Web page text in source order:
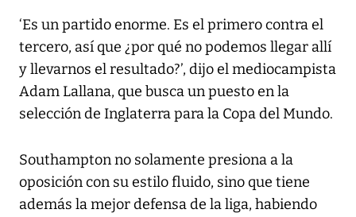
‘Es un partido enorme. Es el primero contra el
tercero, así que ¿por qué no podemos llegar allí
y llevarnos el resultado?’, dijo el mediocampista
Adam Lallana, que busca un puesto en la
selección de Inglaterra para la Copa del Mundo.
Southampton no solamente presiona a la
oposición con su estilo fluido, sino que tiene
además la mejor defensa de la liga, habiendo